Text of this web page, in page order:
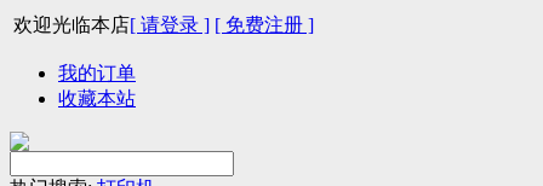
欢迎光临本店[ 请登录 ] [ 免费注册 ]
我的订单
收藏本站